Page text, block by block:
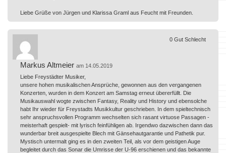
Liebe Grüße von Jürgen und Klarissa Graml aus Feucht mit Freunden.
Markus Altmeier am 14.05.2019
Liebe Freystädter Musiker,
unsere hohen musikalischen Ansprüche, gewonnen aus den vergangenen
Konzerten, wurden in dem Konzert am Samstag erneut übererfüllt. Die
Musikauswahl wogte zwischen Fantasy, Reality und History und ebensolche
habt Ihr wieder für Freystadts Musikkultur geschrieben. In dem spieltechnisch
sehr anspruchsvollen Programm wechselten sich rasant virtuose Passagen -
meisterhaft gespielt- mit lyrisch feinfühligen ab. Irgendwo dazwischen dann das
wunderbar breit ausgespielte Blech mit Gänsehautgarantie und Pathetik pur.
Mystisch untermalt ging es in den zweiten Teil, als vor dem geistigen Auge
begleitet durch das Sonar die Umrisse der U-96 erschienen und das bekannte
0 Gut Schlecht